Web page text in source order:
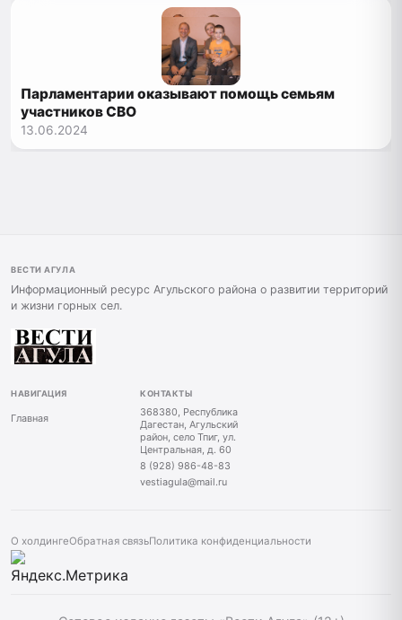
Парламентарии оказывают помощь семьям
участников СВО
13.06.2024
ВЕСТИ АГУЛА
Информационный ресурс Агульского района о развитии территорий
и жизни горных сел.
НАВИГАЦИЯ
Главная
КОНТАКТЫ
368380, Республика
Дагестан, Агульский
район, село Тпиг, ул.
Центральная, д. 60
8 (928) 986-48-83
vestiagula@mail.ru
О холдингеОбратная связьПолитика конфиденциальности